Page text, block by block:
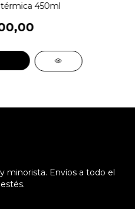
450ml
minorista. Envíos a todo el